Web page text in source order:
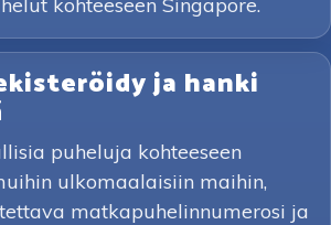
ja hanki
puheluja kohteeseen
ulkomaalaisiin maihin,
matkapuhelinnumerosi ja